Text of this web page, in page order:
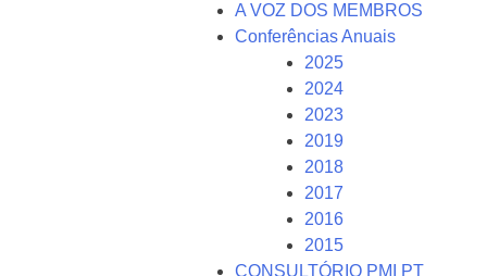
A VOZ DOS MEMBROS
Conferências Anuais
2025
2024
2023
2019
2018
2017
2016
2015
CONSULTÓRIO PMI PT